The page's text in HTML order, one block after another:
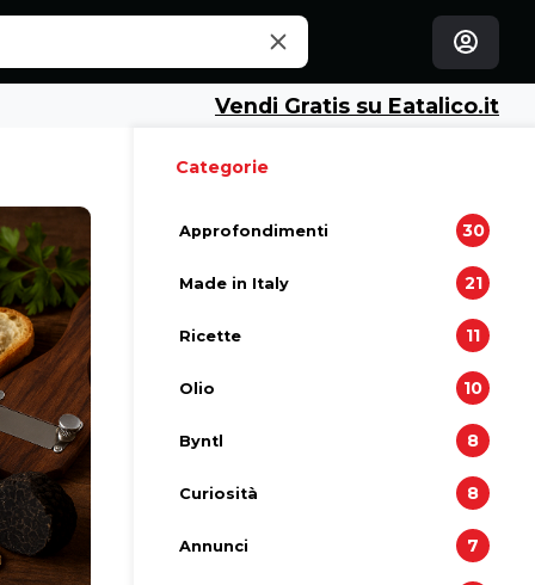
Vendi Gratis su Eatalico.it
Categorie
Approfondimenti 30
Made in Italy 21
Ricette 11
Olio 10
Byntl 8
Curiosità 8
Annunci 7